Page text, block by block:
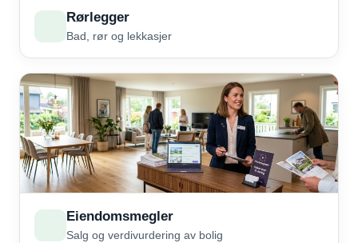
Rørlegger
Bad, rør og lekkasjer
Eiendomsmegler
Salg og verdivurdering av bolig